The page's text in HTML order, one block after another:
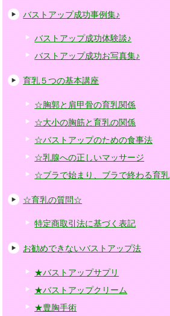
バストアップ成功事例集♪
バストアップ成功体験談♪
バストアップ成功お写真集♪
育乳５つの基本講座
☆胸郭と肩甲骨の育乳関係
☆大小の胸筋と育乳の関係
☆バストアップのための食事法
☆乳腺への正しいマッサージ
☆ブラで始まり、ブラで終わる育乳
☆育乳の質問☆
特定商取引法に基づく表記
お勧めできないバストアップ法
★バストアップサプリ
★バストアップクリーム
★豊胸手術